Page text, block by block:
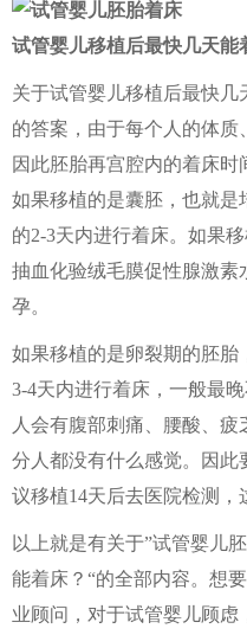
试管婴儿移植后最快几天能
关于试管婴儿移植后最快
的答案，由于每个人的体质
因此胚胎再宫腔内的着床时
如果移植的是囊胚，也就是
的2-3天内进行着床。如果
抽血化验绒毛膜促性腺激
孕。
如果移植的是卵裂期的胚胎
3-4天内进行着床，一般最
人会有腹部刺痛、腰酸、
分人都没有什么感觉。因此
议移植14天后去医院检测，
以上就是有关于”试管婴儿
能着床？“的全部内容。想
业顾问，对于试管婴儿顾虑